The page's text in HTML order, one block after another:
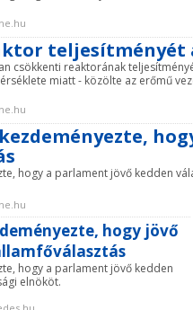
teljesítményét
csökkenti reaktorának
miatt - közölte az erőmű
hogy a parlament jövő kedden
hogy jövő
hogy a parlament jövő kedden
elnököt.